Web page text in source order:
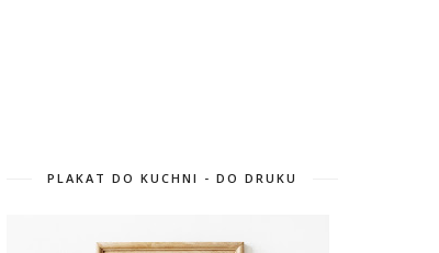
PLAKAT DO KUCHNI - DO DRUKU